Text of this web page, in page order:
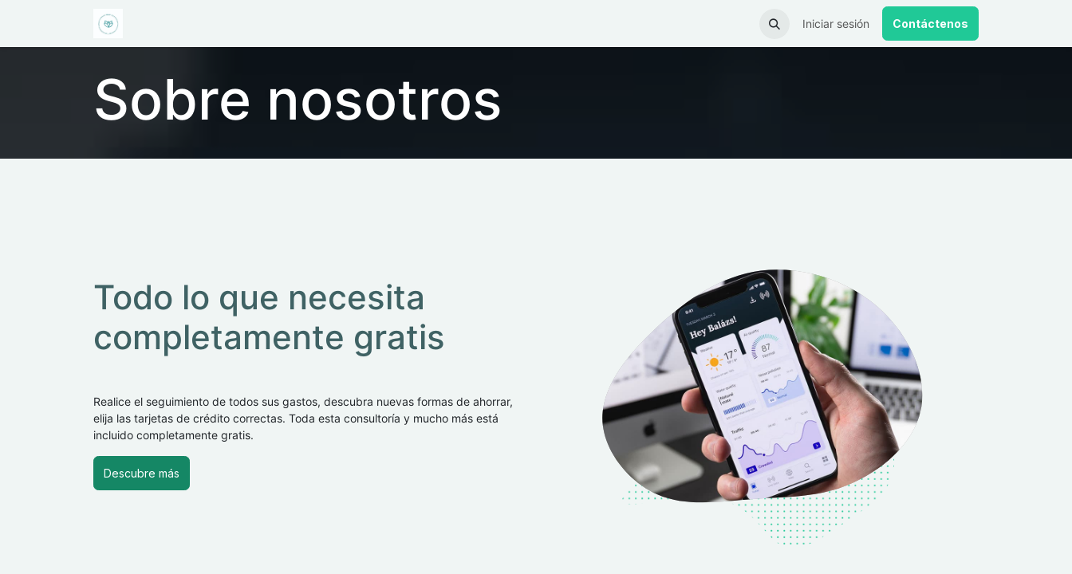
Iniciar sesión Contáctenos
Sobre nosotros
Todo lo que necesita
completamente gratis
Realice el seguimiento de todos sus gastos, descubra nuevas formas de ahorrar,
elija las tarjetas de crédito correctas. Toda esta consultoría y mucho más está
incluido completamente gratis.
Descubre más